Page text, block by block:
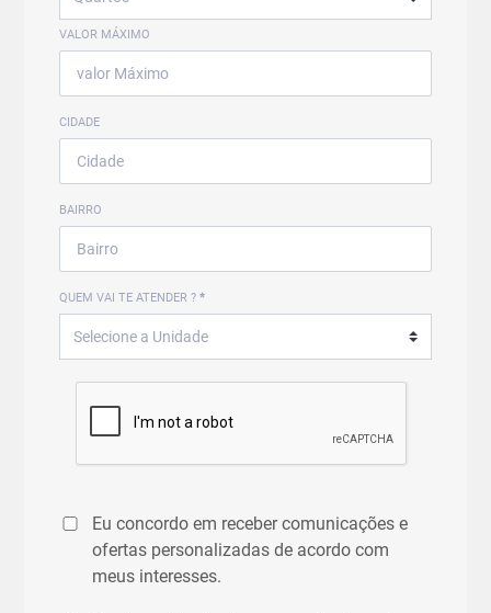
VALOR MÁXIMO
CIDADE
BAIRRO
QUEM VAI TE ATENDER ?*
Eu concordo em receber comunicações e
ofertas personalizadas de acordo com
meus interesses.